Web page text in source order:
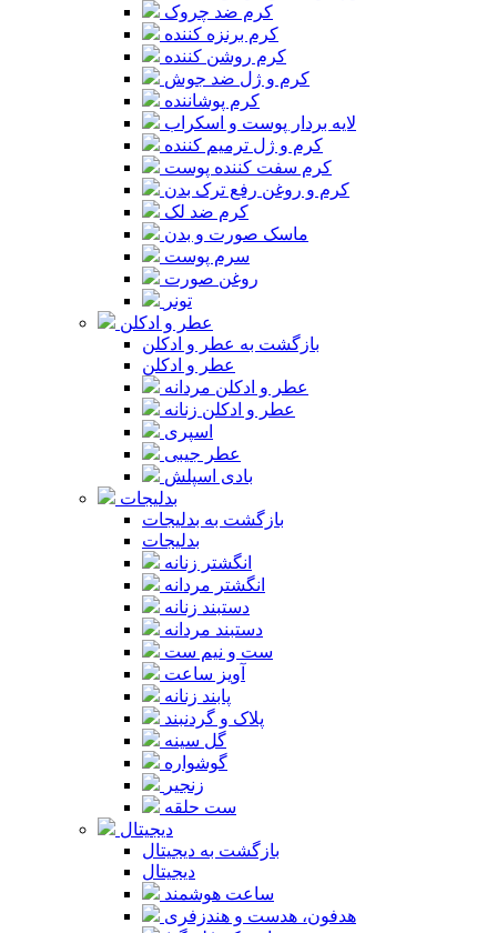
کرم ضد چروک
کرم برنزه کننده
کرم روشن کننده
کرم و ژل ضد جوش
کرم پوشاننده
لایه بردار پوست و اسکراب
کرم و ژل ترمیم کننده
کرم سفت کننده پوست
کرم و روغن رفع ترک بدن
کرم ضد لک
ماسک صورت و بدن
سرم پوست
روغن صورت
تونر
عطر و ادکلن
بازگشت به عطر و ادکلن
عطر و ادکلن
عطر و ادکلن مردانه
عطر و ادکلن زنانه
اسپری
عطر جیبی
بادی اسپلش
بدلیجات
بازگشت به بدلیجات
بدلیجات
انگشتر زنانه
انگشتر مردانه
دستبند زنانه
دستبند مردانه
ست و نیم ست
آویز ساعت
پابند زنانه
پلاک و گردنبند
گل سینه
گوشواره
زنجیر
ست حلقه
دیجیتال
بازگشت به دیجیتال
دیجیتال
ساعت هوشمند
هدفون، هدست و هندزفری